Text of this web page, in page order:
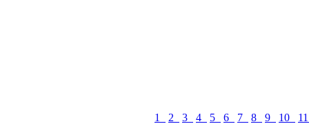
1 2 3 4 5 6 7 8 9 10